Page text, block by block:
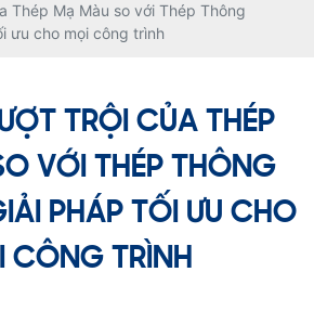
Thép Mạ Màu so với Thép Thông
ưu cho mọi công trình
TRỘI CỦA THÉP
VỚI THÉP THÔNG
PHÁP TỐI ƯU CHO
CÔNG TRÌNH